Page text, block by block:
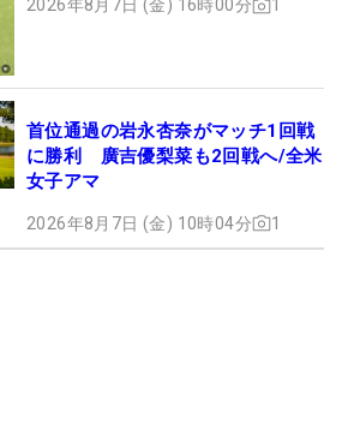
2026年8月7日 (金) 16時00分 1
首位通過の岩永杏奈がマッチ1回戦
に勝利 廣吉優梨菜も2回戦へ/全米
女子アマ
2026年8月7日 (金) 10時04分 1